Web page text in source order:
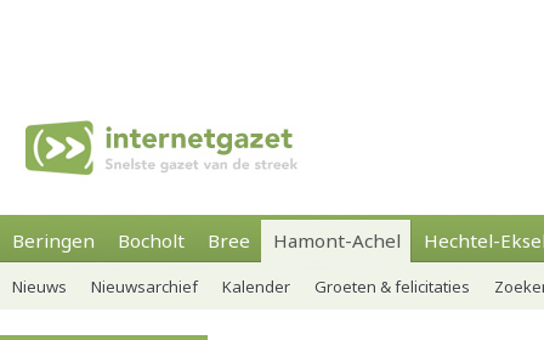
Beringen Bocholt Bree Hamont-Achel Hechtel-
Nieuws Nieuwsarchief Kalender Groeten & felicitaties